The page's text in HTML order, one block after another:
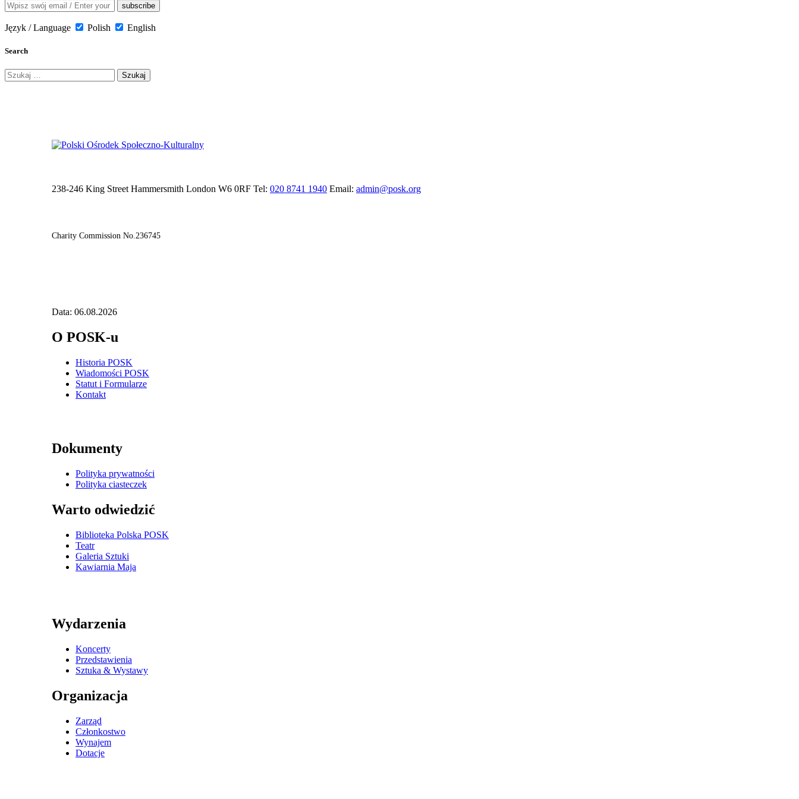
Język / Language Polish English
Search
Szukaj:
238-246 King Street Hammersmith London W6 0RF Tel: 020 8741 1940 Email: admin@posk.org
Charity Commission No.236745
Data: 06.08.2026
O POSK-u
Historia POSK
Wiadomości POSK
Statut i Formularze
Kontakt
Dokumenty
Polityka prywatności
Polityka ciasteczek
Warto odwiedzić
Biblioteka Polska POSK
Teatr
Galeria Sztuki
Kawiarnia Maja
Wydarzenia
Koncerty
Przedstawienia
Sztuka & Wystawy
Organizacja
Zarząd
Członkostwo
Wynajem
Dotacje